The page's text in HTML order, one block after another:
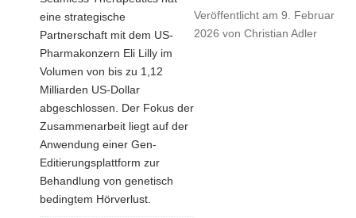
Veröffentlicht am 9. Februar
2026 von Christian Adler
eine strategische
Partnerschaft mit dem US-
Pharmakonzern Eli Lilly im
Volumen von bis zu 1,12
Milliarden US-Dollar
abgeschlossen. Der Fokus der
Zusammenarbeit liegt auf der
Anwendung einer Gen-
Editierungsplattform zur
Behandlung von genetisch
bedingtem Hörverlust.